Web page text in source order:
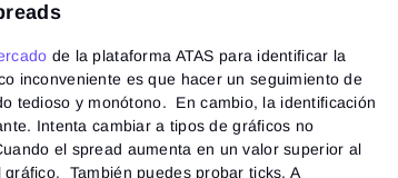
de la plataforma ATAS para identificar la
inconveniente es que hacer un seguimiento de
tedioso y monótono. En cambio, la identificación
Intenta cambiar a tipos de gráficos no
el spread aumenta en un valor superior al
También puedes probar ticks. A
Iniciar sesión
contraseña
correo electrónico y te enviaremos un enlace
una nueva contraseña.
Registro
recibir ofertas especiales de ATAS